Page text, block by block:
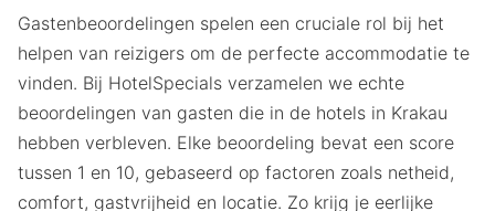
Gastenbeoordelingen spelen een cruciale rol bij het
helpen van reizigers om de perfecte accommodatie te
vinden. Bij HotelSpecials verzamelen we echte
beoordelingen van gasten die in de hotels in Krakau
hebben verbleven. Elke beoordeling bevat een score
tussen 1 en 10, gebaseerd op factoren zoals netheid,
comfort, gastvrijheid en locatie. Zo krijg je eerlijke